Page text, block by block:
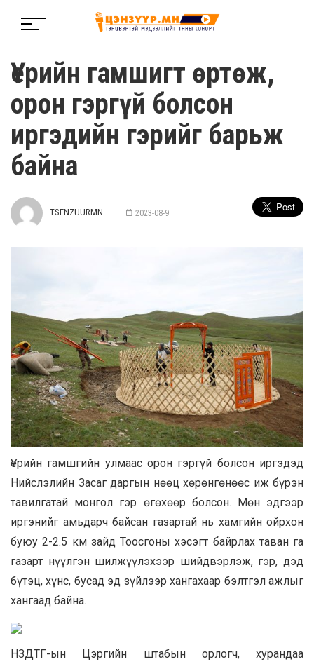
Үерийн гамшигт өртөж,
орон гэргүй болсон
иргэдийн гэрийг барьж
байна
TSENZUURMN 2023-08-9
Үерийн гамшгийн улмаас орон гэргүй болсон иргэдэд
Нийслэлийн Засаг даргын нөөц хөрөнгөнөөс иж бүрэн
тавилгатай монгол гэр өгөхөөр болсон. Мөн эдгээр
иргэнийг амьдарч байсан газартай нь хамгийн ойрхон
буюу 2-2.5 км зайд Тоосгоны хэсэгт байрлах таван га
газарт нүүлгэн шилжүүлэхээр шийдвэрлэж, гэр, дэд
бүтэц, хүнс, бусад эд зүйлээр хангахаар бэлтгэл ажлыг
хангаад байна.
НЗДТГ-ын Цэргийн штабын орлогч, хурандаа